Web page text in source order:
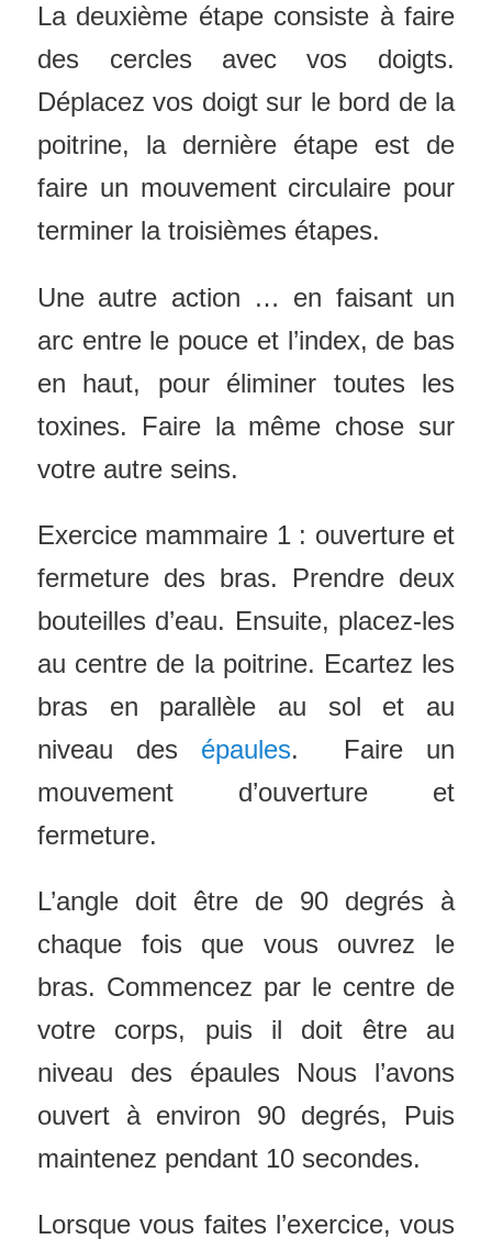
La deuxième étape consiste à faire
des cercles avec vos doigts.
Déplacez vos doigt sur le bord de la
poitrine, la dernière étape est de
faire un mouvement circulaire pour
terminer la troisièmes étapes.
Une autre action … en faisant un
arc entre le pouce et l’index, de bas
en haut, pour éliminer toutes les
toxines. Faire la même chose sur
votre autre seins.
Exercice mammaire 1 : ouverture et
fermeture des bras. Prendre deux
bouteilles d’eau. Ensuite, placez-les
au centre de la poitrine. Ecartez les
bras en parallèle au sol et au
niveau des épaules. Faire un
mouvement d’ouverture et
fermeture.
L’angle doit être de 90 degrés à
chaque fois que vous ouvrez le
bras. Commencez par le centre de
votre corps, puis il doit être au
niveau des épaules Nous l’avons
ouvert à environ 90 degrés, Puis
maintenez pendant 10 secondes.
Lorsque vous faites l’exercice, vous